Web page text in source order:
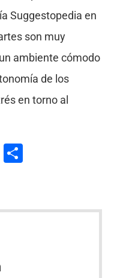
Suggestopedia en
son muy
ambiente cómodo
de los
en torno al
WhatsApp